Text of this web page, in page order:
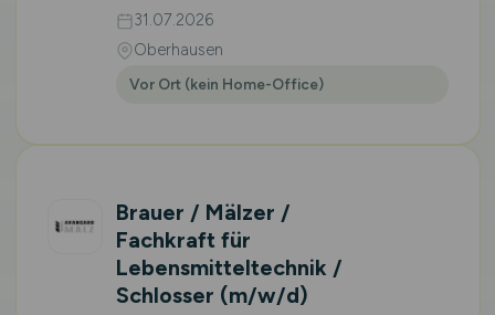
31.07.2026
Oberhausen
Vor Ort (kein Home-Office)
Brauer / Mälzer /
Fachkraft für
Lebensmitteltechnik /
Schlosser (m/w/d)